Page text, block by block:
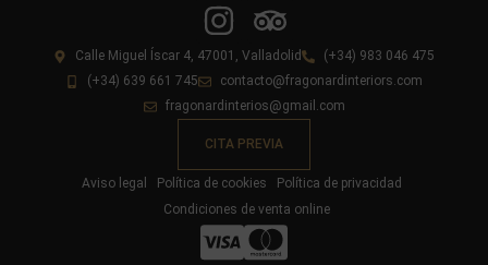
Calle Miguel Íscar 4, 47001, Valladolid
(+34) 983 046 475
(+34) 639 661 745
contacto@fragonardinteriors.com
fragonardinterios@gmail.com
CITA PREVIA
Aviso legal Política de cookies
Política de privacidad
Condiciones de venta online